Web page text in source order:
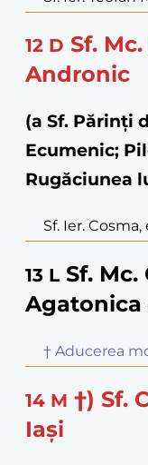
12 D Sf.
Andronic
(a Sf. Părinţi
Ecumenic;
Rugăciunea
Sf. Ier.
13 L Sf.
Agatonica
† Aducerea
14 M †) Sf.
Iași